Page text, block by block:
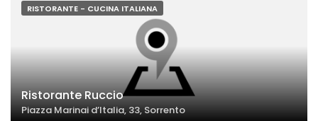
RISTORANTE - CUCINA ITALIANA
Ristorante Ruccio
Piazza Marinai d’Italia, 33, Sorrento